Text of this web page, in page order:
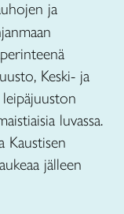
ja
Keski- ja
luvassa.
Kaustisen
jälleen